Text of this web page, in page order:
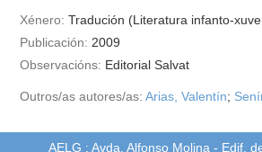
Xénero: Tradución (Literatura infanto-
Publicación: 2009
Observacións: Editorial Salvat
Outros/as autores/as: Arias, Valentín;
AELG : Avda. Alfonso Molina - Edif.